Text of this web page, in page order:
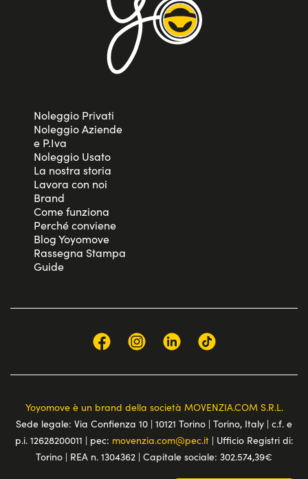
Noleggio Privati
Noleggio Aziende
e P.Iva
Noleggio Usato
La nostra storia
Lavora con noi
Brand
Come funziona
Perché conviene
Blog Yoyomove
Rassegna Stampa
Guide
Yoyomove è un brand della società MOVENZIA.COM S.R.L.
Sede legale: Via Confienza 10 | 10121 Torino | Torino, Italy | c.f. e
p.i. 12628200011 | pec: movenzia.com@pec.it| Ufficio Registri di:
Torino | REA n. 1304362 | Capitale sociale: 302.574,39€